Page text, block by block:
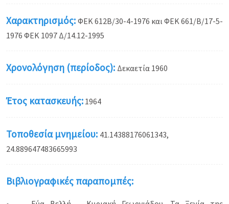
Χαρακτηρισμός: ΦΕΚ 612Β/30-4-1976 και ΦΕΚ 661/Β/17-5-
1976 ΦΕΚ 1097 Δ/14.12-1995
Χρονολόγηση (περίοδος): Δεκαετία 1960
Έτος κατασκευής: 1964
Τοποθεσία μνημείου: 41.14388176061343,
24.889647483665993
Βιβλιογραφικές παραπομπές: